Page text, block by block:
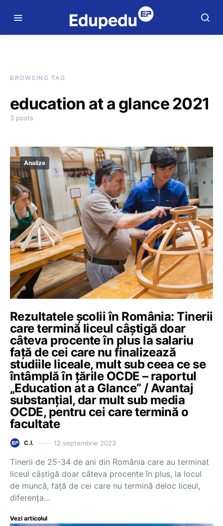
BROWSING TAG
education at a glance 2021
3 posts
Analize
Rezultatele școlii în România: Tinerii
care termină liceul câștigă doar
câteva procente în plus la salariu
față de cei care nu finalizează
studiile liceale, mult sub ceea ce se
întâmplă în țările OCDE – raportul
„Education at a Glance” / Avantaj
substanțial, dar mult sub media
OCDE, pentru cei care termină o
facultate
C.I. 12 septembrie 2023
Tinerii de 25-34 de ani din România care au terminat
liceul câștigă doar câteva procente în plus, la locul
de muncă, față de cei care nu termină deloc liceul,
diferența…
Vezi articolul